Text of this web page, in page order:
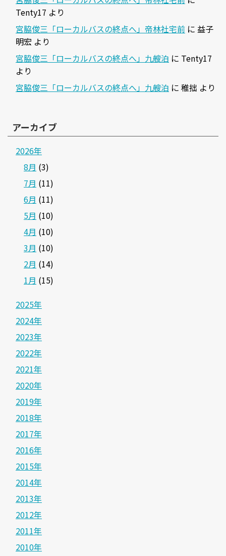
Tenty17 より
宮脇俊三「ローカルバスの終点へ」帝林社宅前 に 益子
明宏 より
宮脇俊三「ローカルバスの終点へ」九艘泊 に Tenty17
より
宮脇俊三「ローカルバスの終点へ」九艘泊 に 稚拙 より
アーカイブ
2026年
8月 (3)
7月 (11)
6月 (11)
5月 (10)
4月 (10)
3月 (10)
2月 (14)
1月 (15)
2025年
2024年
2023年
2022年
2021年
2020年
2019年
2018年
2017年
2016年
2015年
2014年
2013年
2012年
2011年
2010年